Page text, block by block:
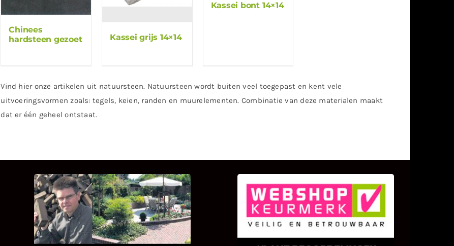
Chinees
hardsteen gezoet
Kassei grijs 14×14
Kassei bont 14×14
Vind hier onze artikelen uit natuursteen. Natuursteen wordt buiten veel toegepast en kent vele
uitvoeringsvormen zoals: tegels, keien, randen en muurelementen. Combinatie van deze materialen maakt
dat er één geheel ontstaat.
INTERVIEW MET HANS
BOEREMA
Hoe Bricks and Stones ontstaan is en
wat Hans Boerema motiveert in de
KLANT BEOORDELINGEN
We zijn er zeer op gesteld om te
weten wat u als klant van ons en
onze diensten vindt.